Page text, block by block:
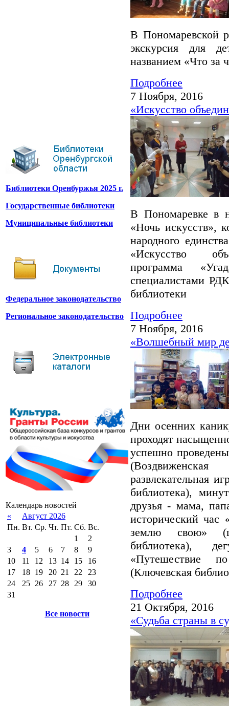
Библиотеки Оренбуржья 2025 г.
Государственные библиотеки
Муниципальные библиотеки
Федеральное законодательство
Региональное законодательство
Календарь новостей
«
Август 2026
Пн. Вт. Ср. Чт. Пт. Сб. Вс.
1
2
3
4 5 6 7 8
9
10
11 12 13 14 15
16
17
18 19 20 21 22
23
24
25 26 27 28 29
30
31
Все новости
В Пономаревской
экскурсия для
названием «Что за
Подробнее
7 Ноября, 2016
«Искусство
В Пономаревке в
«Ночь искусств»,
народного
«Искусство
программа
специалистами
библиотеки
Подробнее
7 Ноября, 2016
«Волшебный мир
Дни осенних
проходят
успешно
развлекательная
библиотека),
друзья - мама,
исторический
землю свою»
библиотека),
«Путешествие
(Ключевская
Подробнее
21 Октября, 2016
«Судьба страны в